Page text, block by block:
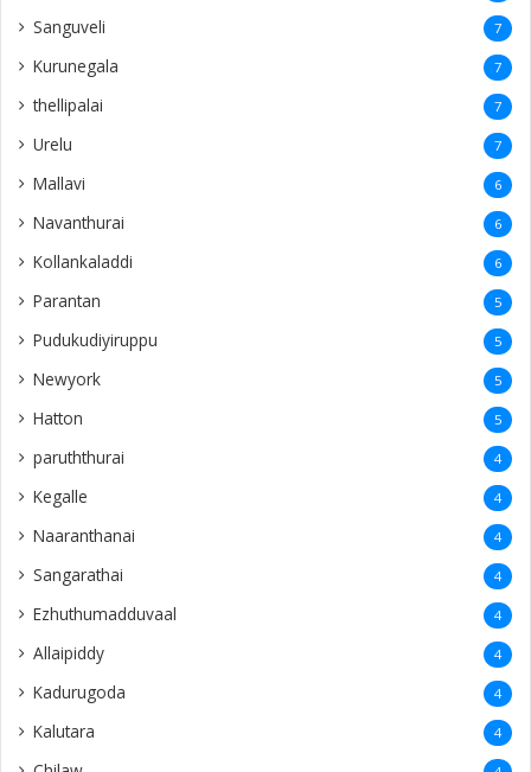
Sanguveli 7
Kurunegala 7
thellipalai 7
Urelu 7
Mallavi 6
Navanthurai 6
Kollankaladdi 6
Parantan 5
Pudukudiyiruppu 5
Newyork 5
Hatton 5
paruththurai 4
Kegalle 4
Naaranthanai 4
Sangarathai 4
Ezhuthumadduvaal 4
Allaipiddy 4
Kadurugoda 4
Kalutara 4